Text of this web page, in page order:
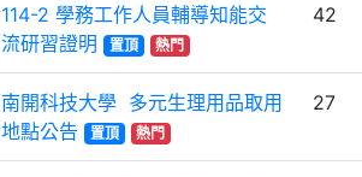
114-2 學務工作人員輔導知能交
流研習證明
置頂 熱門
42
南開科技大學 多元生理用品取用
地點公告
置頂 熱門
27